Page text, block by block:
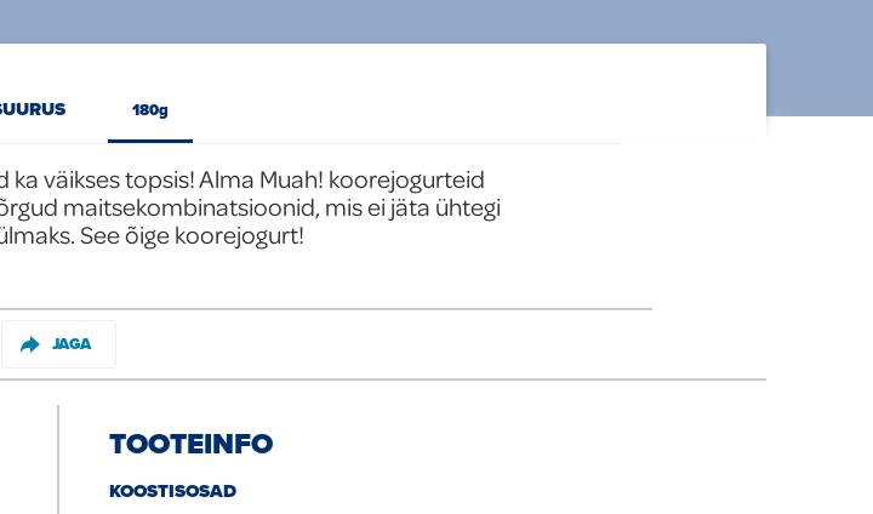
180g
väikses topsis! Alma Muah! koorejogurteid
maitsekombinatsioonid, mis ei jäta ühtegi
See õige koorejogurt!
JAGA
TOOTEINFO
KOOSTISOSAD